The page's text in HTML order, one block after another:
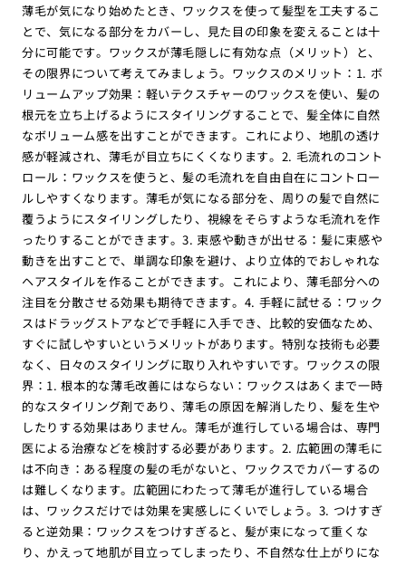
薄毛が気になり始めたとき、ワックスを使って髪型を工夫するこ
とで、気になる部分をカバーし、見た目の印象を変えることは十
分に可能です。ワックスが薄毛隠しに有効な点（メリット）と、
その限界について考えてみましょう。ワックスのメリット：1. ボ
リュームアップ効果：軽いテクスチャーのワックスを使い、髪の
根元を立ち上げるようにスタイリングすることで、髪全体に自然
なボリューム感を出すことができます。これにより、地肌の透け
感が軽減され、薄毛が目立ちにくくなります。2. 毛流れのコント
ロール：ワックスを使うと、髪の毛流れを自由自在にコントロー
ルしやすくなります。薄毛が気になる部分を、周りの髪で自然に
覆うようにスタイリングしたり、視線をそらすような毛流れを作
ったりすることができます。3. 束感や動きが出せる：髪に束感や
動きを出すことで、単調な印象を避け、より立体的でおしゃれな
ヘアスタイルを作ることができます。これにより、薄毛部分への
注目を分散させる効果も期待できます。4. 手軽に試せる：ワック
スはドラッグストアなどで手軽に入手でき、比較的安価なため、
すぐに試しやすいというメリットがあります。特別な技術も必要
なく、日々のスタイリングに取り入れやすいです。ワックスの限
界：1. 根本的な薄毛改善にはならない：ワックスはあくまで一時
的なスタイリング剤であり、薄毛の原因を解消したり、髪を生や
したりする効果はありません。薄毛が進行している場合は、専門
医による治療などを検討する必要があります。2. 広範囲の薄毛に
は不向き：ある程度の髪の毛がないと、ワックスでカバーするの
は難しくなります。広範囲にわたって薄毛が進行している場合
は、ワックスだけでは効果を実感しにくいでしょう。3. つけすぎ
ると逆効果：ワックスをつけすぎると、髪が束になって重くな
り、かえって地肌が目立ってしまったり、不自然な仕上がりにな